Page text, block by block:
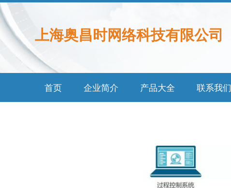
上海奥昌时网络科技有限公司
首页 企业简介 产品大全 联系我们